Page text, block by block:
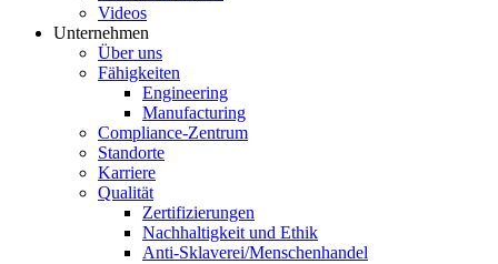
Videos
Unternehmen
Über uns
Fähigkeiten
Engineering
Manufacturing
Compliance-Zentrum
Standorte
Karriere
Qualität
Zertifizierungen
Nachhaltigkeit und Ethik
Anti-Sklaverei/Menschenhandel